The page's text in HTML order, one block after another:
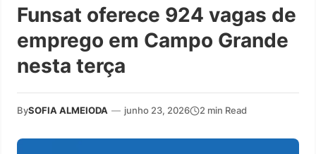
Funsat oferece 924 vagas de
emprego em Campo Grande
nesta terça
BySOFIA ALMEIODA — junho 23, 2026 2 min Read